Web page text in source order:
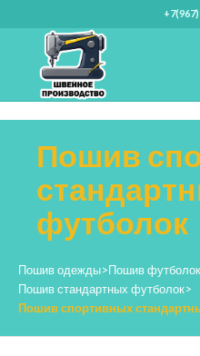
Пошив
футболок
Пошив одежды>Пошив футболок
Пошив стандартных футболок>
Пошив спортивных